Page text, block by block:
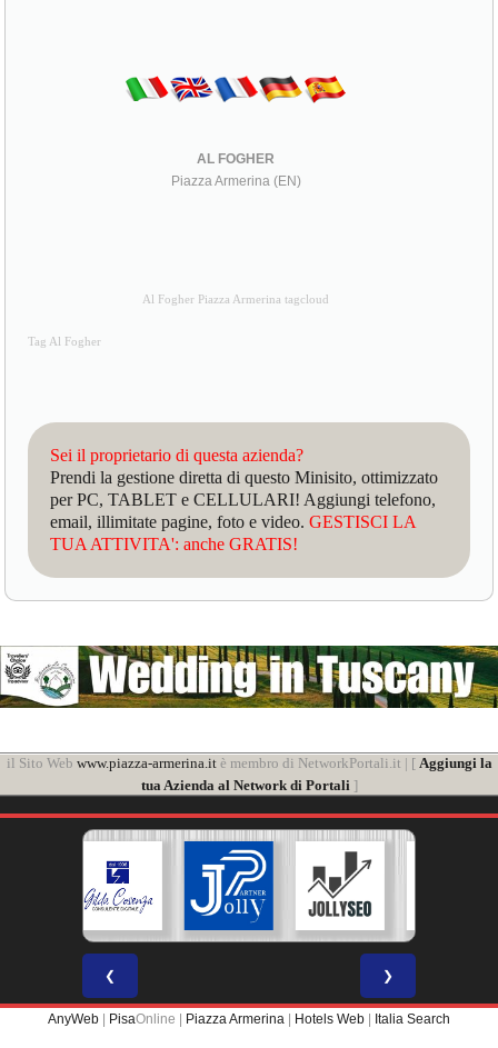
AL FOGHER
Piazza Armerina (EN)
Al Fogher Piazza Armerina tagcloud
Tag Al Fogher
Sei il proprietario di questa azienda?
Prendi la gestione diretta di questo Minisito, ottimizzato
per PC, TABLET e CELLULARI! Aggiungi telefono,
email, illimitate pagine, foto e video.GESTISCI LA
TUA ATTIVITA': anche GRATIS!
il Sito Web www.piazza-armerina.itè membro di NetworkPortali.it | [ Aggiungi la
tua Azienda al Network di Portali ]
❮ ❯
AnyWeb | PisaOnline | Piazza Armerina | Hotels Web | Italia Search